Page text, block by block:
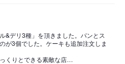
&デリ3種」を頂きました。パンとス
が3個でした。ケーキも追加注文しま
くりとできる素敵な店…